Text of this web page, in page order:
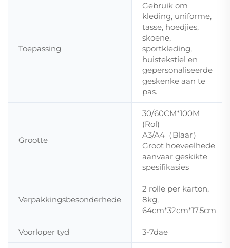
Toepassing
Gebruik om
kleding, uniforme,
tasse, hoedjies,
skoene,
sportkleding,
huistekstiel en
gepersonaliseerde
geskenke aan te
pas.
Grootte
30/60CM*100M
(Rol)
A3/A4（Blaar）
Groot hoeveelhede
aanvaar geskikte
spesifikasies
Verpakkingsbesonderhede
2 rolle per karton,
8kg,
64cm*32cm*17.5cm
Voorloper tyd 3-7dae